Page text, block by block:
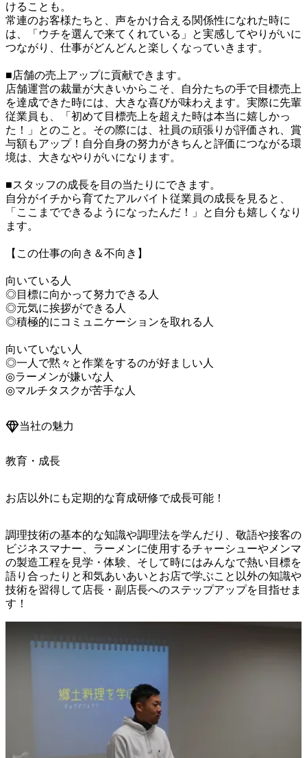
けることも。
常連のお客様たちと、声をかけ合える関係性になれた時に
は、「ウチを選んで来てくれている」と実感してやりがいに
つながり、仕事がどんどんと楽しくなっていきます。
■店舗の売上アップに貢献できます。
店舗運営の裁量が大きいからこそ、自分たちの手で目標売上
を達成できた時には、大きな喜びが味わえます。実際に先輩
従業員も、「初めて目標売上を超えた時は本当に嬉しかっ
た！」とのこと。その際には、社員の頑張りが評価され、賞
与額もアップ！自分自身の努力がきちんと評価につながる環
境は、大きなやりがいになります。
■スタッフの成長を目の当たりにできます。
自分がイチから育てたアルバイト従業員の成長を見ると、
「ここまでできるようになったんだ！」と自分も嬉しくなり
ます。
【この仕事の向き＆不向き】
向いている人
◎目標に向かって努力できる人
◎元気に挨拶ができる人
◎積極的にコミュニケーションを取れる人
向いていない人
◎一人で黙々と作業をするのが好ましい人
◎ラーメンが嫌いな人
◎マルチタスクが苦手な人
当社の魅力
教育・成長
お店以外にも定期的な育成研修で成長可能！
調理技術の基本的な知識や調理法を学んだり、敬語や接客の
ビジネスマナー、ラーメンに使用するチャーシューやメンマ
の製造工程を見学・体験、そして時にはみんなで熱い目標を
語り合ったりと和気あいあいとお店で学ぶこと以外の知識や
技術を習得して店長・副店長へのステップアップを目指せま
す！